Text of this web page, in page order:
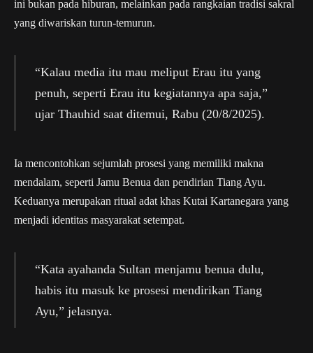
ini bukan pada hiburan, melainkan pada rangkaian tradisi sakral
yang diwariskan turun-temurun.
“Kalau media itu mau meliput Erau itu yang
penuh, seperti Erau itu kegiatannya apa saja,”
ujar Thauhid saat ditemui, Rabu (20/8/2025).
Ia mencontohkan sejumlah prosesi yang memiliki makna
mendalam, seperti Jamu Benua dan pendirian Tiang Ayu.
Keduanya merupakan ritual adat khas Kutai Kartanegara yang
menjadi identitas masyarakat setempat.
“Kata ayahanda Sultan menjamu benua dulu,
habis itu masuk ke prosesi mendirikan Tiang
Ayu,” jelasnya.